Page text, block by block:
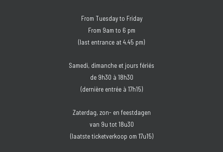
From Tuesday to Friday
From 9am to 6 pm
(last entrance at 4.45 pm)
Samedi, dimanche et jours fériés
de 9h30 à 18h30
(dernière entrée à 17h15)
Zaterdag, zon- en feestdagen
van 9u tot 18u30
(laatste ticketverkoop om 17u15)